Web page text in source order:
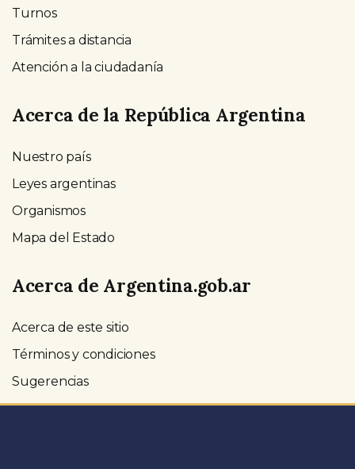
Turnos
Trámites a distancia
Atención a la ciudadanía
Acerca de la República Argentina
Nuestro país
Leyes argentinas
Organismos
Mapa del Estado
Acerca de Argentina.gob.ar
Acerca de este sitio
Términos y condiciones
Sugerencias